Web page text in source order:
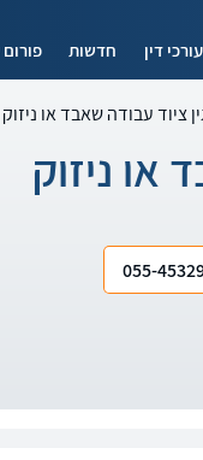
דין חדשות פורום
ציוד עבודה שאבד או ניזוק
או ניזוק
055-